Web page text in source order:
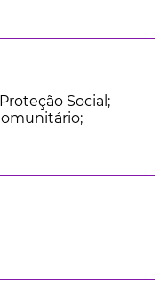
Social;